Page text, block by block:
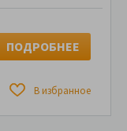
В избранное
ПОДРОБНЕЕ